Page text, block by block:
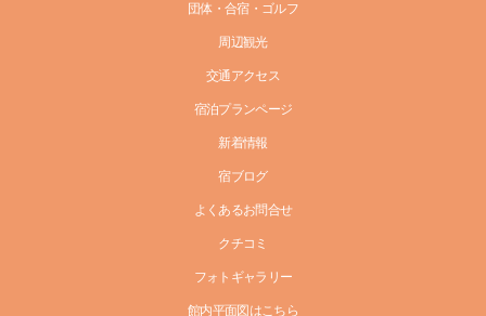
団体・合宿・ゴルフ
周辺観光
交通アクセス
宿泊プランページ
新着情報
宿ブログ
よくあるお問合せ
クチコミ
フォトギャラリー
館内平面図はこちら